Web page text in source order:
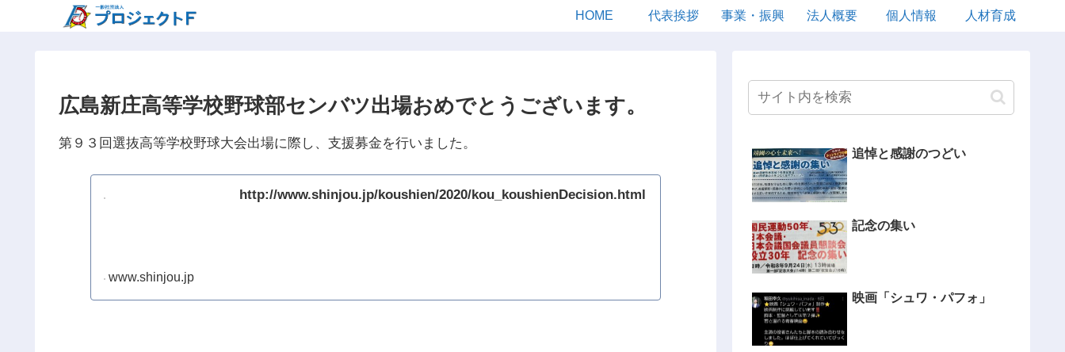
HOME 代表挨拶 事業・振興 法人概要 個人情報 人材育成
広島新庄高等学校野球部センバツ出場おめでとうございます。
第９３回選抜高等学校野球大会出場に際し、支援募金を行いました。
http://www.shinjou.jp/koushien/2020/kou_koushienDecision.html
www.shinjou.jp
追悼と感謝のつどい
記念の集い
映画「シュワ・パフォ」